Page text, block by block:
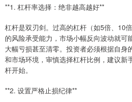
**1. 杠杆率选择：绝非越高越好**
杠杆是双刃剑。过高的杠杆（如5倍、10
的风险承受能力，市场小幅反向波动就可
大幅亏损甚至清零。投资者必须根据自身
和市场环境，审慎选择杠杆比例，建议新
杆开始。
**2. 设置严格止损纪律**